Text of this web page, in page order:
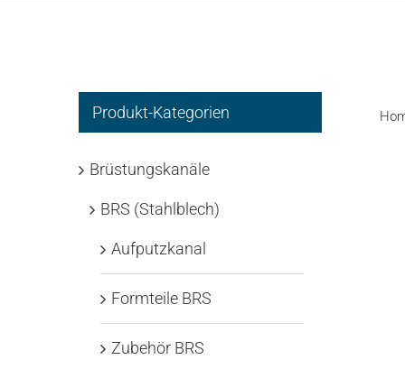
Produkt-Kategorien
Brüstungskanäle
BRS (Stahlblech)
Aufputzkanal
Formteile BRS
Zubehör BRS